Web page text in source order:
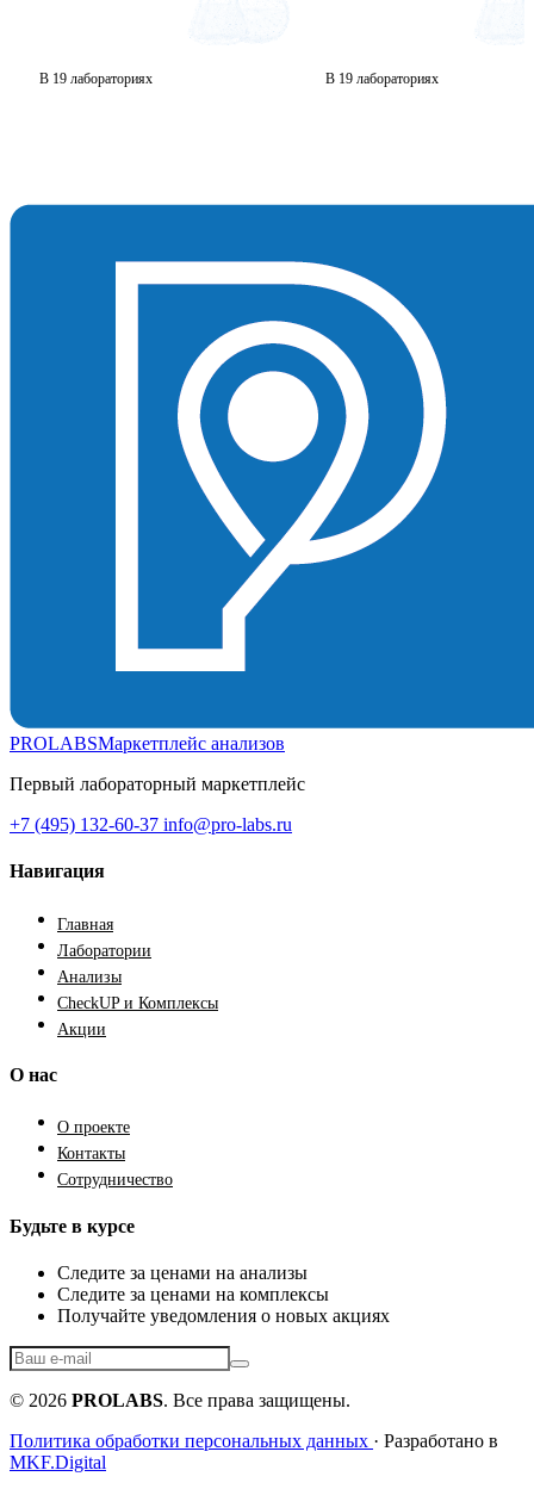
В 19 лабораториях В 19 лабораториях
PROLABSМаркетплейс анализов
Первый лабораторный маркетплейс
+7 (495) 132-60-37 info@pro-labs.ru
Навигация
Главная
Лаборатории
Анализы
CheckUP и Комплексы
Акции
О нас
О проекте
Контакты
Сотрудничество
Будьте в курсе
Следите за ценами на анализы
Следите за ценами на комплексы
Получайте уведомления о новых акциях
© 2026 PROLABS. Все права защищены.
Политика обработки персональных данных · Разработано в
MKF.Digital